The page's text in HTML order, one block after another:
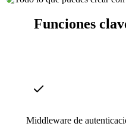
Funciones
Middleware de